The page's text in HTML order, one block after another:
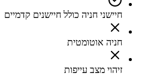
חיישני חניה כולל חיישנים קדמיים
חניה אוטומטית
זיהוי מצב עייפות